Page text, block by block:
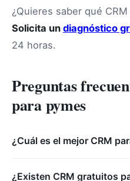
¿Quieres saber qué
Solicita un diagnóstico
24 horas.
Preguntas
para pymes
¿Cuál es el mejor CRM
¿Existen CRM gratuitos